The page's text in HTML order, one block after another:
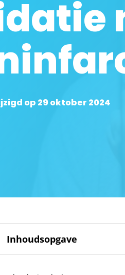
op 29 oktober 2024
Inhoudsopgave